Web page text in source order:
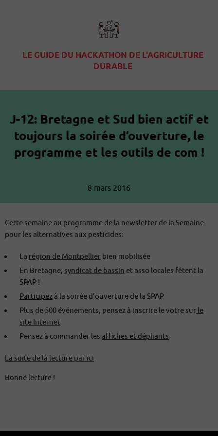
LE GUIDE DU HACKATHON DE L'AGRICULTURE
DURABLE
J-12: Bretagne et Sud bien actif et
toujours la soirée d’ouverture, le
programme et les outils de com !
8 mars 2016
Cette semaine au programme de la newsletter de la Semaine
pour les alternatives aux pesticides:
La région de Montpellier bien mobilisée
En Bretagne, syndicat de bassin et asso locales fêtent la
SPAP !
Participezà la soirée d’ouverture de la SPAP
Plus de 500 événements, pensez à inscrire le votre sur le
site Internet
Pensez à commander les affiches et dépliants
La suite de la lecture par ici
Bonne lecture !